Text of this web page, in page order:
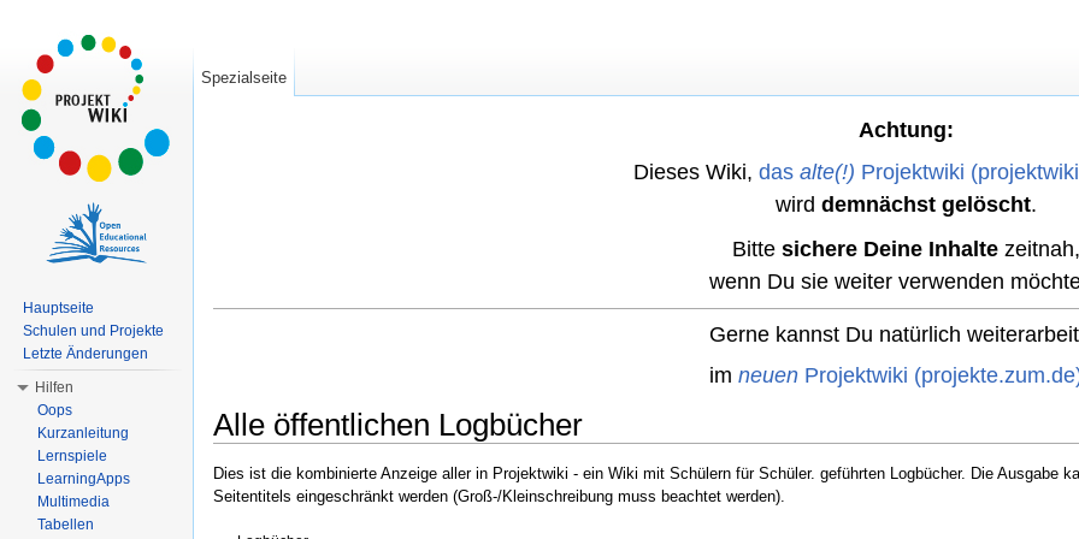
Achtung:
Dieses Wiki, das alte(!) Projektwiki
wird demnächst gelöscht.
Bitte sichere Deine Inhalte zeitnah,
wenn Du sie weiter verwenden
Gerne kannst Du natürlich
im neuenProjektwiki
Alle öffentlichen Logbücher
Dies ist die kombinierte Anzeige aller in Projektwiki - ein Wiki mit Schülern für Schüler. geführten Logbücher. Die Ausgabe
Seitentitels eingeschränkt werden (Groß-/Kleinschreibung muss beachtet werden).
Spezialseite
Hauptseite
Schulen und Projekte
Letzte Änderungen
Hilfen
Oops
Kurzanleitung
Lernspiele
LearningApps
Multimedia
Tabellen